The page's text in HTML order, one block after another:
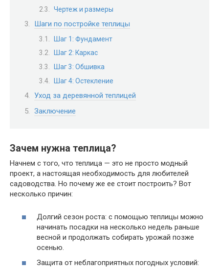
Чертеж и размеры
Шаги по постройке теплицы
Шаг 1: Фундамент
Шаг 2: Каркас
Шаг 3: Обшивка
Шаг 4: Остекление
Уход за деревянной теплицей
Заключение
Зачем нужна теплица?
Начнем с того, что теплица — это не просто модный
проект, а настоящая необходимость для любителей
садоводства. Но почему же ее стоит построить? Вот
несколько причин:
Долгий сезон роста: с помощью теплицы можно
начинать посадки на несколько недель раньше
весной и продолжать собирать урожай позже
осенью.
Защита от неблагоприятных погодных условий: